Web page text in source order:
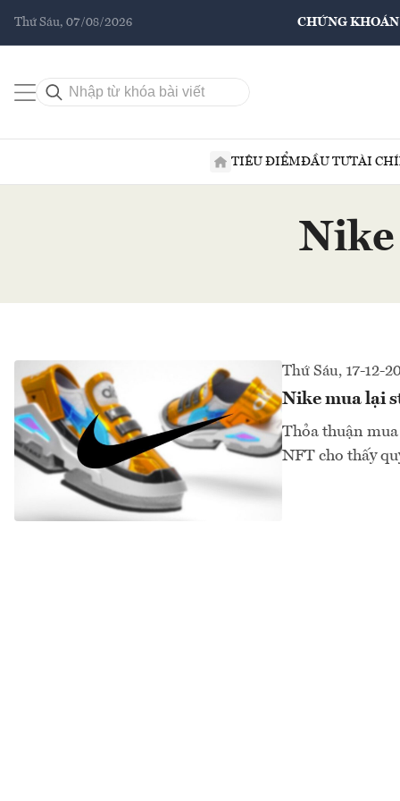
Thứ Sáu, 07/08/2026 CHỨNG KHOÁN
TIÊU ĐIỂMĐẦU TƯTÀI
Thứ Sáu, 17-12-
Nike mua lại
Thỏa thuận
NFT cho thấy